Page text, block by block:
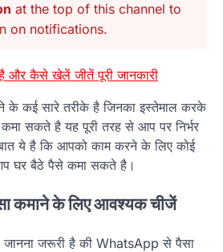
at the top of this channel to
on notifications.
और कैसे खेलें जीतें पूरी जानकारी
कई सारे तरीके है जिनका इस्तेमाल करके
सकते है यह पूरी तरह से आप पर निर्भर
ये है कि आपको काम करने के लिए कोई
घर बैठे पैसे कमा सकते है।
कमाने के लिए आवश्यक चीजें
जरूरी है की WhatsApp से पैसा